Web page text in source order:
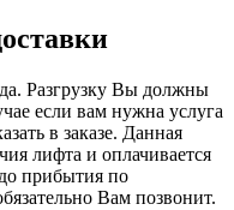
Разгрузку Вы должны
если вам нужна услуга
в заказе. Данная
лифта и оплачивается
прибытия по
Вам позвонит.